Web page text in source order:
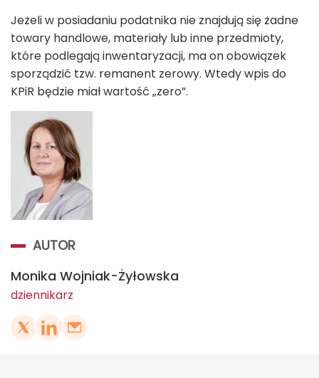
Jeżeli w posiadaniu podatnika nie znajdują się żadne
towary handlowe, materiały lub inne przedmioty,
które podlegają inwentaryzacji, ma on obowiązek
sporządzić tzw. remanent zerowy. Wtedy wpis do
KPiR będzie miał wartość „zero”.
AUTOR
Monika Wojniak-Żyłowska
dziennikarz